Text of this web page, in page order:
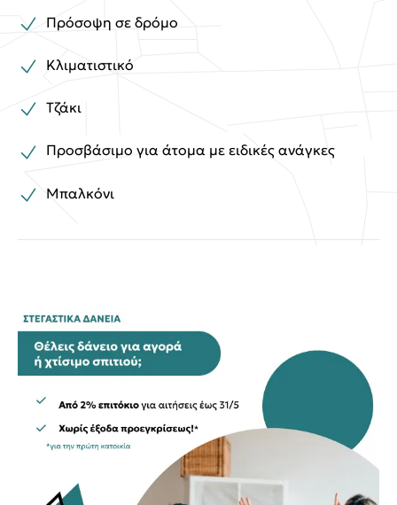
Πρόσοψη σε δρόμο
Κλιματιστικό
Τζάκι
Προσβάσιμο για άτομα με ειδικές ανάγκες
Μπαλκόνι